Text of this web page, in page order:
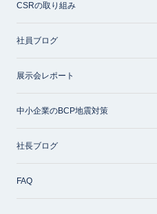
CSRの取り組み
社員ブログ
展示会レポート
中小企業のBCP地震対策
社長ブログ
FAQ